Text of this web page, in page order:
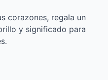
corazones, regala un
y significado para